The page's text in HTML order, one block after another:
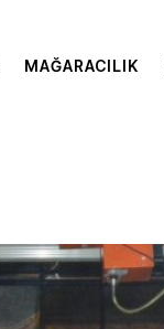
MAĞARACILIK